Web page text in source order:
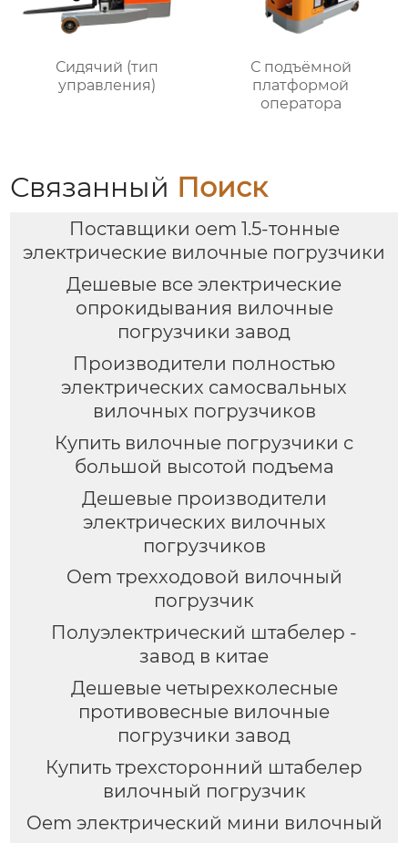
Сидячий (тип
управления)
С подъёмной
платформой
оператора
Связанный Поиск
Поставщики oem 1.5-тонные
электрические вилочные погрузчики
Дешевые все электрические
опрокидывания вилочные
погрузчики завод
Производители полностью
электрических самосвальных
вилочных погрузчиков
Купить вилочные погрузчики с
большой высотой подъема
Дешевые производители
электрических вилочных
погрузчиков
Oem трехходовой вилочный
погрузчик
Полуэлектрический штабелер -
завод в китае
Дешевые четырехколесные
противовесные вилочные
погрузчики завод
Купить трехсторонний штабелер
вилочный погрузчик
Oem электрический мини вилочный